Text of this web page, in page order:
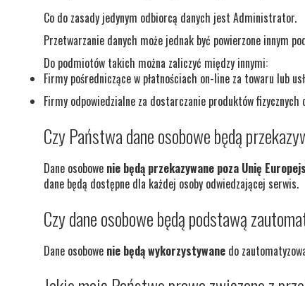
Co do zasady jedynym odbiorcą danych jest Administrator.
Przetwarzanie danych może jednak być powierzone innym
Do podmiotów takich można zaliczyć między innymi:
Firmy pośredniczące w płatnościach on-line za towaru lub
Firmy odpowiedzialne za dostarczanie produktów
Czy Państwa dane osobowe będą
Dane osobowe nie będą przekazywane poza Unię
dane będą dostępne dla każdej osoby odwiedzającej serwis.
Czy dane osobowe będą podstawą
Dane osobowe nie będą wykorzystywane do